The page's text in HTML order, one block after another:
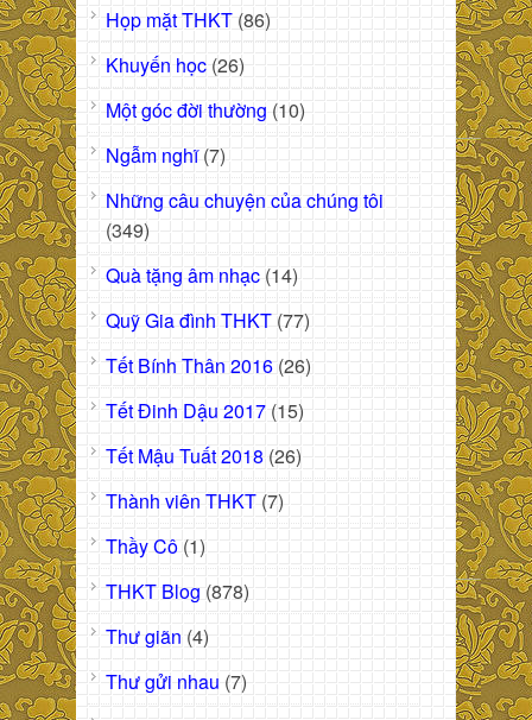
Họp mặt THKT (86)
Khuyến học (26)
Một góc đời thường (10)
Ngẫm nghĩ(7)
Những câu chuyện của chúng tôi
(349)
Quà tặng âm nhạc (14)
Quỹ Gia đình THKT (77)
Tết Bính Thân 2016 (26)
Tết Đinh Dậu 2017 (15)
Tết Mậu Tuất 2018 (26)
Thành viên THKT (7)
Thầy Cô (1)
THKT Blog (878)
Thư giãn (4)
Thư gửi nhau (7)